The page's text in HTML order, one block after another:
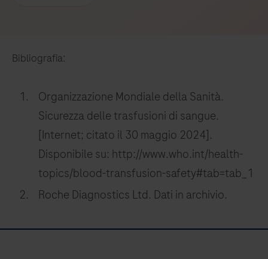
Bibliografia:
Organizzazione Mondiale della Sanità.
Sicurezza delle trasfusioni di sangue.
[Internet; citato il 30 maggio 2024].
Disponibile su: http://www.who.int/health-
topics/blood-transfusion-safety#tab=tab_1
Roche Diagnostics Ltd. Dati in archivio.